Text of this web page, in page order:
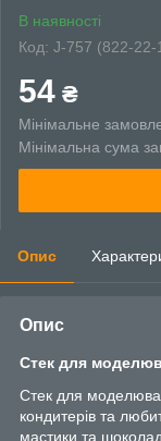
В наявності
Код: J-757 (822-22-
54 ₴
Мінімальне
Мінімальна сума
Опис
Опис
Стек для
Стек для
кондитерів та
мастики та